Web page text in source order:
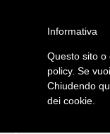
Home Listino
Hardware
Informativa
Questo sito o
policy. Se
Chiudendo
dei cookie.